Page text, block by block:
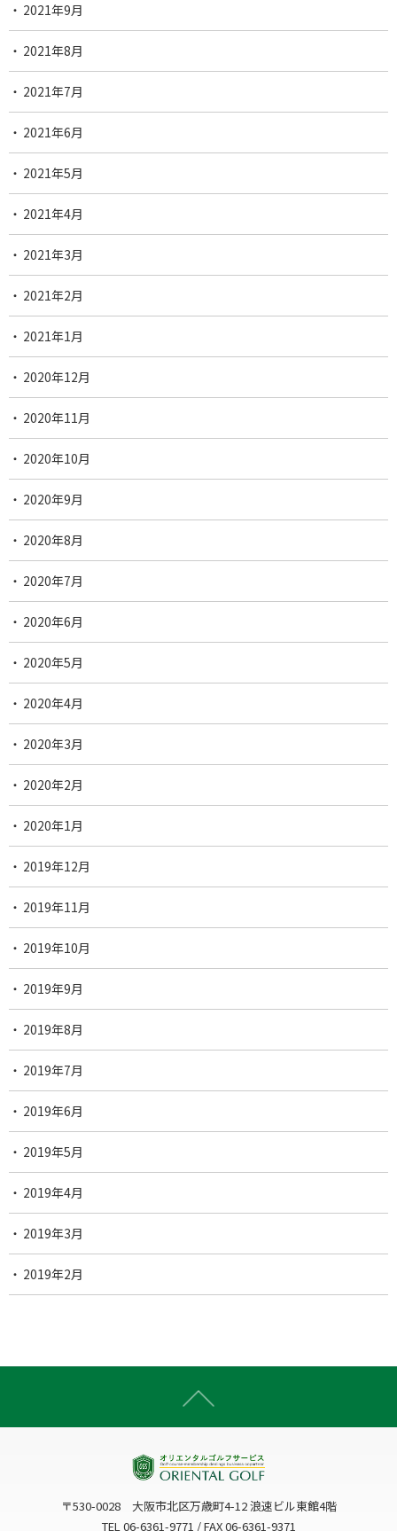
2021年9月
2021年8月
2021年7月
2021年6月
2021年5月
2021年4月
2021年3月
2021年2月
2021年1月
2020年12月
2020年11月
2020年10月
2020年9月
2020年8月
2020年7月
2020年6月
2020年5月
2020年4月
2020年3月
2020年2月
2020年1月
2019年12月
2019年11月
2019年10月
2019年9月
2019年8月
2019年7月
2019年6月
2019年5月
2019年4月
2019年3月
2019年2月
〒530-0028 大阪市北区万歳町4-12 浪速ビル東館4階
TEL 06-6361-9771 / FAX 06-6361-9371